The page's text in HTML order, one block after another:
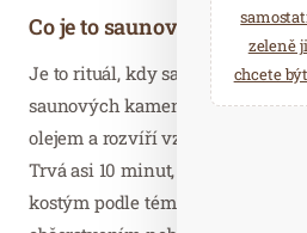
Co je to saunový
Je to rituál, kdy saunér zvlhčí
saunových kamenů, krásně
olejem a rozvíří vzduch ručníkem
Trvá asi 10 minut, hraje při něm
kostým podle tématu
zeleně
chcete